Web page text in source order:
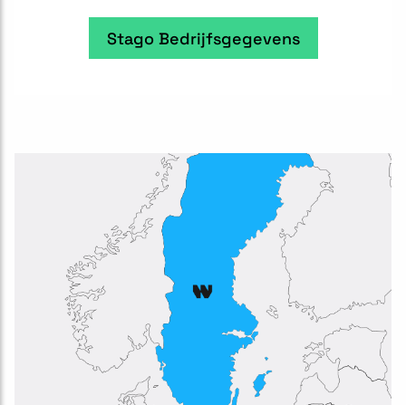
Stago Bedrijfsgegevens